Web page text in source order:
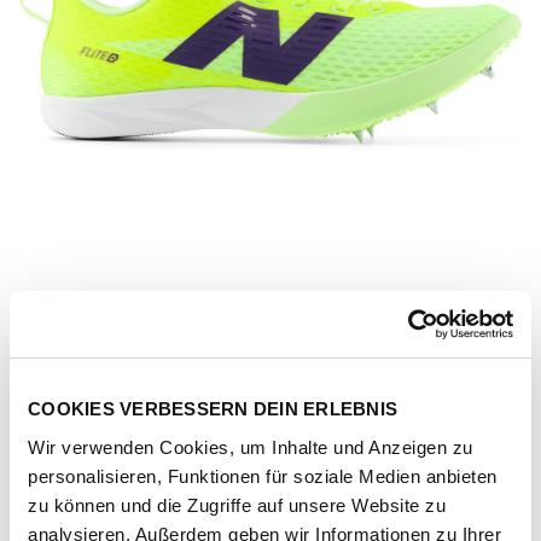
COOKIES VERBESSERN DEIN ERLEBNIS
Wir verwenden Cookies, um Inhalte und Anzeigen zu
personalisieren, Funktionen für soziale Medien anbieten
zu können und die Zugriffe auf unsere Website zu
analysieren. Außerdem geben wir Informationen zu Ihrer
Artikel-Nr.4001020882-yellow